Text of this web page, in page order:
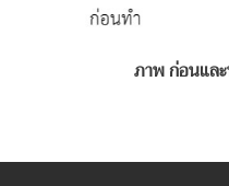
ภาพ ก่อนแล